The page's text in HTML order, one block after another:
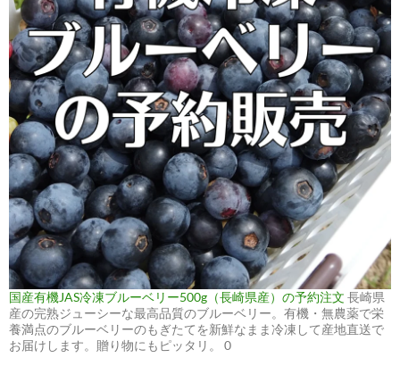
国産有機JAS冷凍ブルーベリー500g（長崎県産）の予約注文 長崎県
産の完熟ジューシーな最高品質のブルーベリー。有機・無農薬で栄
養満点のブルーベリーのもぎたてを新鮮なまま冷凍して産地直送で
お届けします。贈り物にもピッタリ。 0